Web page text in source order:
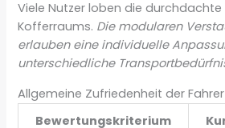
Viele Nutzer loben die
Kofferraums. Die modularen
erlauben eine individuelle
unterschiedliche
Allgemeine Zufriedenheit der Fahrer
Bewertungskriterium